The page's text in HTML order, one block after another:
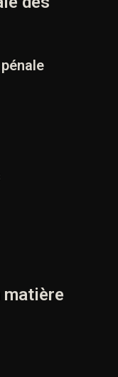
des
pénal ? Laissez-